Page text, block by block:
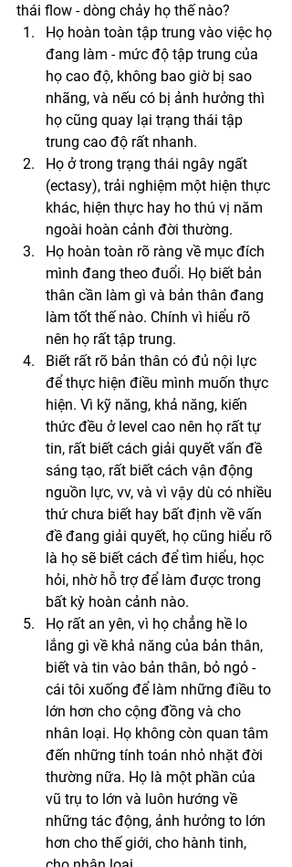
thái flow - dòng chảy họ thế nào?
Họ hoàn toàn tập trung vào việc họ
đang làm - mức độ tập trung của
họ cao độ, không bao giờ bị sao
nhãng, và nếu có bị ảnh hưởng thì
họ cũng quay lại trạng thái tập
trung cao độ rất nhanh.
Họ ở trong trạng thái ngây ngất
(ectasy), trải nghiệm một hiện thực
khác, hiện thực hay ho thú vị năm
ngoài hoàn cảnh đời thường.
Họ hoàn toàn rõ ràng về mục đích
mình đang theo đuổi. Họ biết bản
thân cần làm gì và bản thân đang
làm tốt thế nào. Chính vì hiểu rõ
nên họ rất tập trung.
Biết rất rõ bản thân có đủ nội lực
để thực hiện điều mình muốn thực
hiện. Vì kỹ năng, khả năng, kiến
thức đều ở level cao nên họ rất tự
tin, rất biết cách giải quyết vấn đề
sáng tạo, rất biết cách vận động
nguồn lực, vv, và vì vậy dù có nhiều
thứ chưa biết hay bất định về vấn
đề đang giải quyết, họ cũng hiểu rõ
là họ sẽ biết cách để tìm hiểu, học
hỏi, nhờ hỗ trợ để làm được trong
bất kỳ hoàn cảnh nào.
Họ rất an yên, vì họ chẳng hề lo
lắng gì về khả năng của bản thân,
biết và tin vào bản thân, bỏ ngỏ -
cái tôi xuống để làm những điều to
lớn hơn cho cộng đồng và cho
nhân loại. Họ không còn quan tâm
đến những tính toán nhỏ nhặt đời
thường nữa. Họ là một phần của
vũ trụ to lớn và luôn hướng về
những tác động, ảnh hưởng to lớn
hơn cho thế giới, cho hành tinh,